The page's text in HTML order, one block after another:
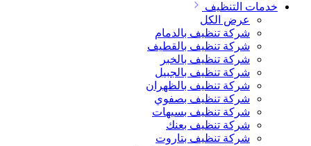
خدمات التنظيف
عرض الكل
شركة تنظيف بالدمام
شركة تنظيف بالقطيف
شركة تنظيف بالخبر
شركة تنظيف بالجبيل
شركة تنظيف بالظهران
شركة تنظيف بصفوي
شركة تنظيف بسيهات
شركة تنظيف بعنك
شركة تنظيف بتاروت